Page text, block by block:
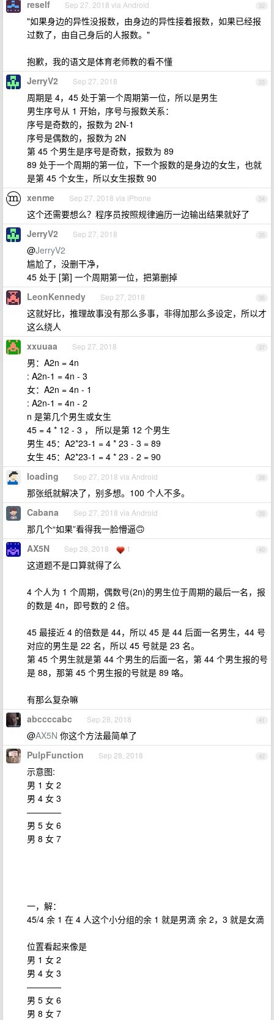
32
reself Sep 27, 2018 via Android
"如果身边的异性没报数，由身边的异性接着报数，如果已经报
过数了，由自己身后的人报数。"
抱歉，我的语文是体育老师教的看不懂
33
JerryV2 Sep 27, 2018
周期是 4，45 处于第一个周期第一位，所以是男生
男生序号从 1 开始，序号与报数关系：
序号是奇数的，报数为 2N-1
序号是偶数的，报数为 2N
第 45 个男生是序号是奇数，报数为 89
89 处于一个周期的第一位，下一个报数的是身边的女生，也就
是第 45 个女生，所以女生报数 90
34
xenme Sep 27, 2018 via iPhone
这个还需要想么？程序员按照规律遍历一边输出结果就好了
35
JerryV2 Sep 27, 2018
@JerryV2
尴尬了，没删干净，
45 处于 [第] 一个周期第一位，把第删掉
36
LeonKennedy Sep 27, 2018
这就好比，推理故事没有那么多事，非得加那么多设定，所以才
这么绕人
37
xxuuaa Sep 27, 2018
男：A2n = 4n
: A2n-1 = 4n - 3
女：A2n = 4n - 1
: A2n-1 = 4n - 2
n 是第几个男生或女生
45 = 4 * 12 - 3 ， 所以是第 12 个男生
男生 45：A2*23-1 = 4 * 23 - 3 = 89
女生 45：A2*23-1 = 4 * 23 - 2 = 90
38
loading Sep 27, 2018 via Android
那张纸就解决了，别多想。100 个人不多。
39
Cabana Sep 27, 2018 via Android
那几个“如果”看得我一脸懵逼🙃
40
AX5N Sep 28, 2018 1
这道题不是口算就得了么
4 个人为 1 个周期，偶数号(2n)的男生位于周期的最后一名，报
的数是 4n，即号数的 2 倍。
45 最接近 4 的倍数是 44，所以 45 是 44 后面一名男生，44 号
对应的男生是 22 名，所以 45 号就是 23 名。
第 45 个男生就是第 44 个男生的后面一名，第 44 个男生报的号
是 88，那第 45 个男生报的号就是 89 咯。
有那么复杂嘛
41
abccccabc Sep 28, 2018
@AX5N 你这个方法最简单了
42
PulpFunction Sep 28, 2018
示意图:
男 1 女 2
男 4 女 3
————
男 5 女 6
男 8 女 7
一，解：
45/4 余 1 在 4 人这个小分组的余 1 就是男滴 余 2，3 就是女滴
位置看起来像是
男 1 女 2
男 4 女 3
————
男 5 女 6
男 8 女 7